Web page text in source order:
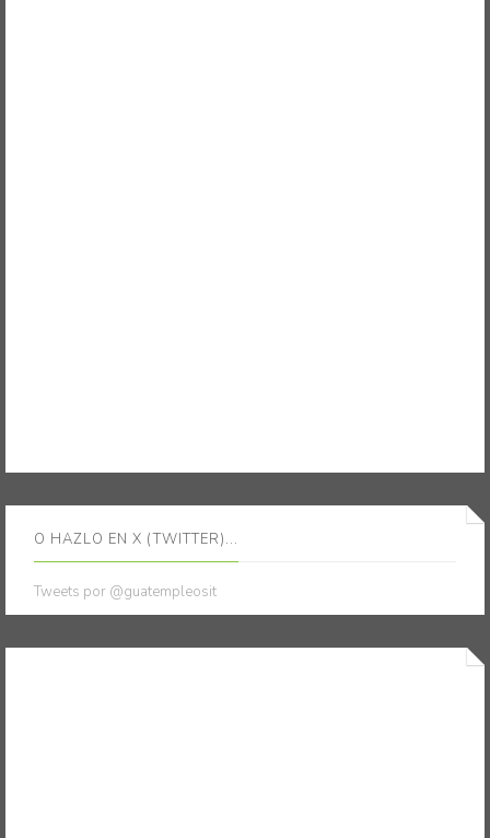
O HAZLO EN X (TWITTER)...
Tweets por @guatempleosit